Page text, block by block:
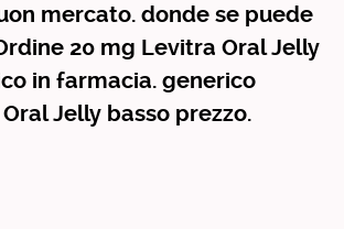
mercato. donde se puede
20 mg Levitra Oral Jelly
in farmacia. generico
Jelly basso prezzo.